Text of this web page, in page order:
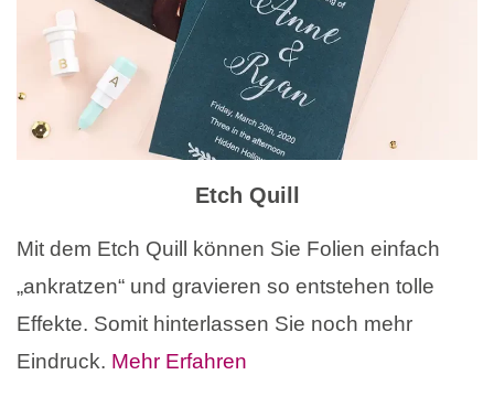
Etch Quill
Mit dem Etch Quill können Sie Folien einfach
„ankratzen“ und gravieren so entstehen tolle
Effekte. Somit hinterlassen Sie noch mehr
Eindruck. Mehr Erfahren